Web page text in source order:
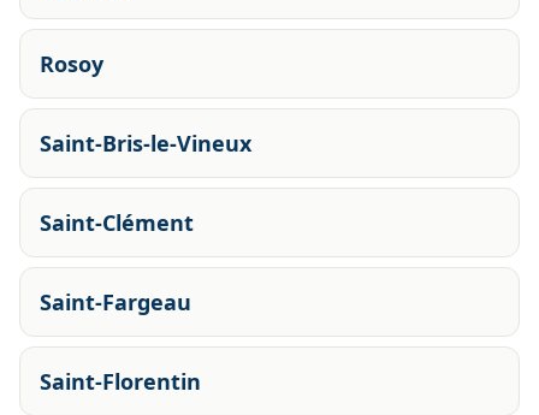
Rosoy
Saint-Bris-le-Vineux
Saint-Clément
Saint-Fargeau
Saint-Florentin